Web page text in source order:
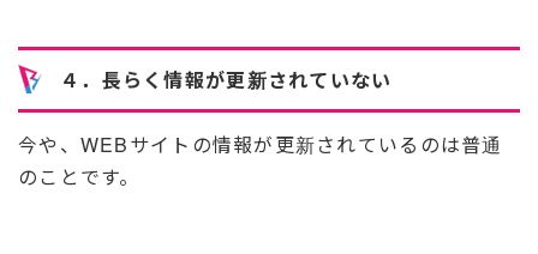
４．長らく情報が更新されていない
今や、WEBサイトの情報が更新されているのは普通
のことです。